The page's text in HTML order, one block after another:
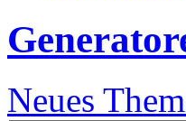
Neues